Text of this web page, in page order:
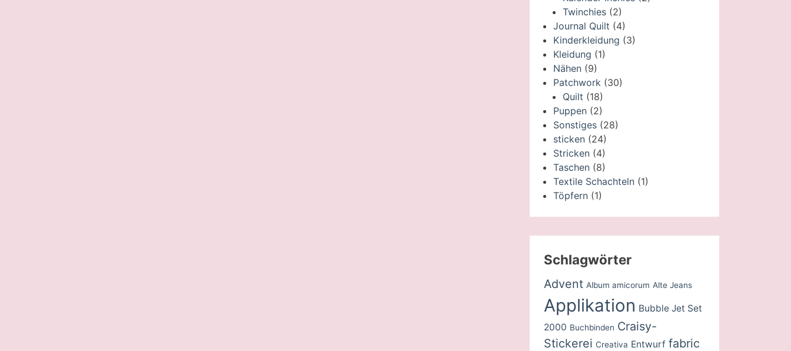
Twinchies (2)
Journal Quilt (4)
Kinderkleidung (3)
Kleidung (1)
Nähen (9)
Patchwork (30)
Quilt (18)
Puppen (2)
Sonstiges (28)
sticken (24)
Stricken (4)
Taschen (8)
Textile Schachteln (1)
Töpfern (1)
Schlagwörter
Advent Album amicorum Alte Jeans
Applikation Bubble Jet Set
2000 Buchbinden Craisy-
Stickerei Creativa Entwurf fabric